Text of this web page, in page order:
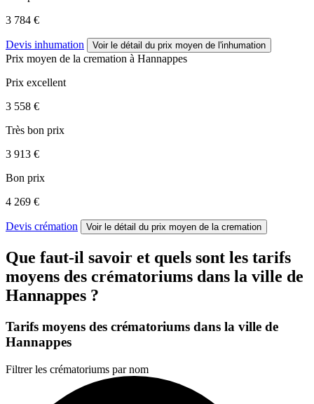
3 784 €
Devis inhumation Voir le détail du prix moyen de l'inhumation
Prix moyen de la cremation à Hannappes
Prix excellent
3 558 €
Très bon prix
3 913 €
Bon prix
4 269 €
Devis crémation Voir le détail du prix moyen de la cremation
Que faut-il savoir et quels sont les tarifs
moyens des crématoriums dans la ville de
Hannappes ?
Tarifs moyens des crématoriums dans la ville de
Hannappes
Filtrer les crématoriums par nom